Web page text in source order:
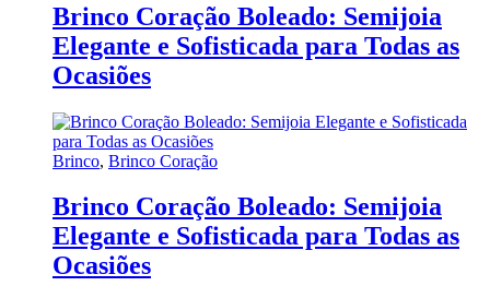
Brinco Coração Boleado: Semijoia
Elegante e Sofisticada para Todas as
Ocasiões
Brinco, Brinco Coração
Brinco Coração Boleado: Semijoia
Elegante e Sofisticada para Todas as
Ocasiões